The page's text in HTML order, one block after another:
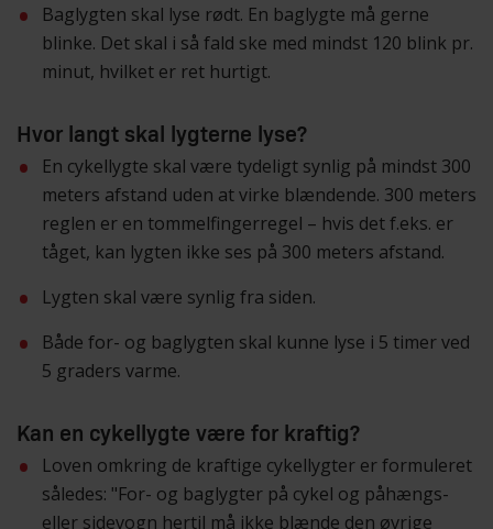
Baglygten skal lyse rødt. En baglygte må gerne
blinke. Det skal i så fald ske med mindst 120 blink pr.
minut, hvilket er ret hurtigt.
Hvor langt skal lygterne lyse?
En cykellygte skal være tydeligt synlig på mindst 300
meters afstand uden at virke blændende. 300 meters
reglen er en tommelfingerregel – hvis det f.eks. er
tåget, kan lygten ikke ses på 300 meters afstand.
Lygten skal være synlig fra siden.
Både for- og baglygten skal kunne lyse i 5 timer ved
5 graders varme.
Kan en cykellygte være for kraftig?
Loven omkring de kraftige cykellygter er formuleret
således: "For- og baglygter på cykel og påhængs-
eller sidevogn hertil må ikke blænde den øvrige